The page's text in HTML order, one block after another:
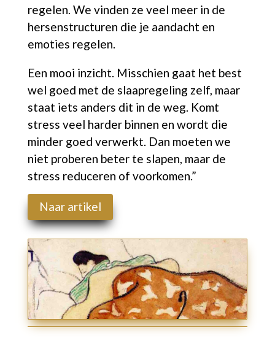
regelen. We vinden ze veel meer in de
hersenstructuren die je aandacht en
emoties regelen.
Een mooi inzicht. Misschien gaat het best
wel goed met de slaapregeling zelf, maar
staat iets anders dit in de weg. Komt
stress veel harder binnen en wordt die
minder goed verwerkt. Dan moeten we
niet proberen beter te slapen, maar de
stress reduceren of voorkomen.”
Naar artikel